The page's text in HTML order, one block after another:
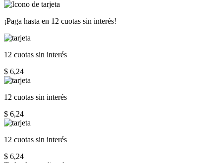
¡Paga hasta en 12 cuotas sin interés!
12 cuotas sin interés
$ 6,24
12 cuotas sin interés
$ 6,24
12 cuotas sin interés
$ 6,24